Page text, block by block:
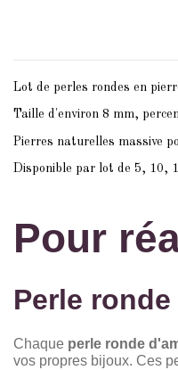
Lot de perles rondes en
Taille d'environ 8 mm,
Pierres naturelles massive
Disponible par lot de 5, 10,
Pour
Perle
Chaque perle ronde
vos propres bijoux. Ces